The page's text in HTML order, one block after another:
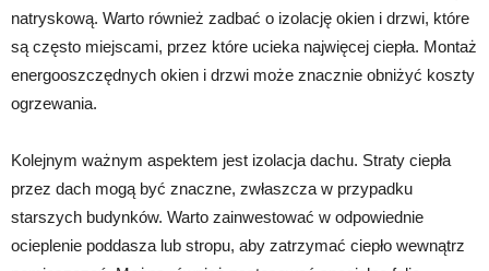
natryskową. Warto również zadbać o izolację okien i drzwi, które
są często miejscami, przez które ucieka najwięcej ciepła. Montaż
energooszczędnych okien i drzwi może znacznie obniżyć koszty
ogrzewania.
Kolejnym ważnym aspektem jest izolacja dachu. Straty ciepła
przez dach mogą być znaczne, zwłaszcza w przypadku
starszych budynków. Warto zainwestować w odpowiednie
ocieplenie poddasza lub stropu, aby zatrzymać ciepło wewnątrz